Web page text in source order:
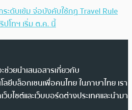
ะดับเข้ม จ่อบังคับใช้กฏ Travel Rule
โทฯ เริ่ม ต.ค. นี้
วยนำเสนอสารเกี่ยวกับ
ลยีบล็อกเชนเพื่อคนไทย ในภาษาไทย เรา
ไซต์และเว็บบอร์ดต่างประเทศและนำมา